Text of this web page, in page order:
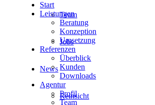
Team
Jobs
News
Reinsicht
Start
Leistungen
Beratung
Konzeption
Umsetzung
Referenzen
Überblick
Kunden
Downloads
Agentur
Profil
Team